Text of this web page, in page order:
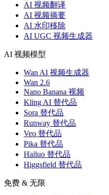
AI 视频翻译
AI 视频摘要
AI 水印移除
AI UGC 视频生成器
AI 视频模型
Wan AI 视频生成器
Wan 2.6
Nano Banana 视频
Kling AI 替代品
Sora 替代品
Runway 替代品
Veo 替代品
Pika 替代品
Hailuo 替代品
Higgsfield 替代品
免费 & 无限